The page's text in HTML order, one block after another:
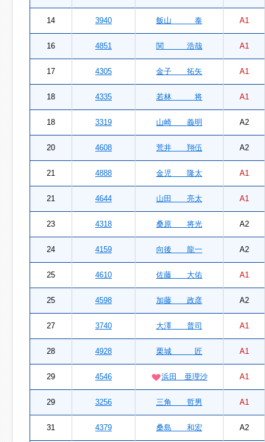
14 3940 飯山 泰 A1
16 4851 関 浩哉 A1
17 4305 金子 拓矢 A1
18 4335 若林 将 A1
18 3319 山崎 義明 A2
20 4608 荒井 翔伍 A2
21 4888 金児 隆太 A1
21 4644 山田 亮太 A1
23 4318 桑原 将光 A2
24 4159 向後 龍一 A2
25 4610 佐藤 大佑 A1
25 4598 加藤 政彦 A2
27 3740 大澤 普司 A1
28 4928 栗城 匠 A1
29 4546 浜田 亜理沙 A1
29 3256 三角 哲男 A1
31 4379 桑島 和宏 A2